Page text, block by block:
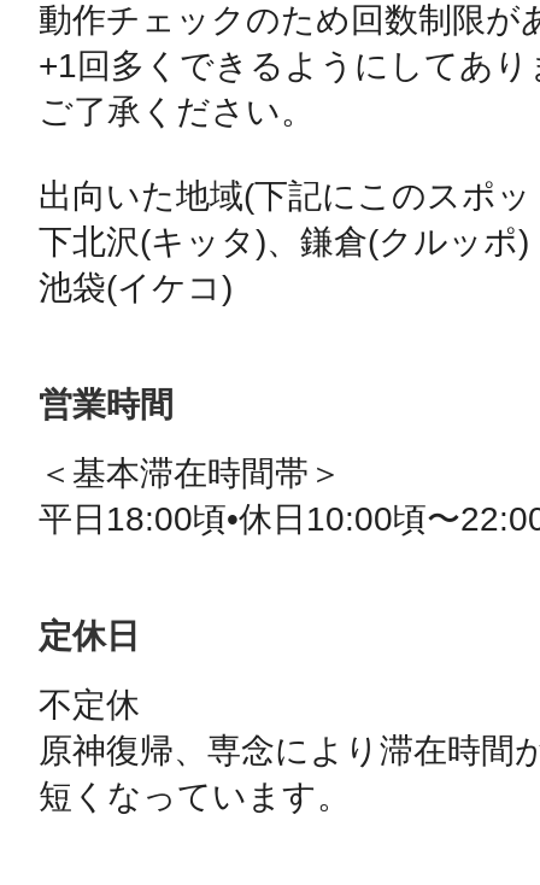
動作チェックのため回数制限が
+1回多くできるようにしてあり
ご了承ください。
出向いた地域(下記にこのスポ
下北沢(キッタ)、鎌倉(クルッポ)
池袋(イケコ)
営業時間
＜基本滞在時間帯＞
平日18:00頃•休日10:00頃〜
定休日
不定休
原神復帰、専念により滞在時間
短くなっています。